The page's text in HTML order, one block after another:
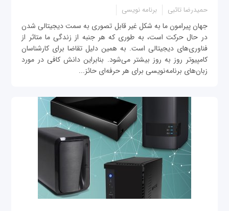
حمیدرضا تائبی برنامه نویسی
جهان پیرامون ما به شکل غیر قابل تصوری به سمت دیجیتالی شدن
در حال حرکت است، به طوری که هر جنبه از زندگی ما متاثر از
فناوری‌های دیجیتالی است. به همین دلیل تقاضا برای کارشناسان
کامپیوتر روز به روز بیشتر می‌شود. بنابراین دانش کافی در مورد
زبان‌های برنامه‌نویسی برای هر حرفه‌ای حائز...